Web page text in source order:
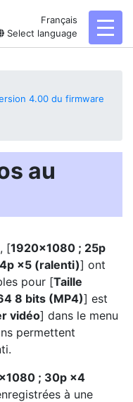
Français
Select language
4.00 du firmware
au
[1920×1080 ; 25p
×5 (ralenti)] ont
pour [Taille
8 bits (MP4)] est
vidéo] dans le menu
permettent
.
; 30p ×4
à une